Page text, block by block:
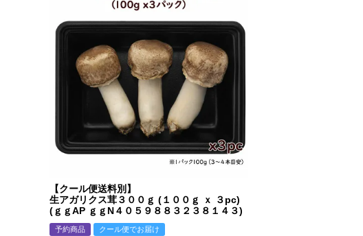
【クール便送料別】
生アガリクス茸３００ｇ (１００ｇ ｘ ３pc)
(ｇｇAP ｇｇN４０５９８８３２３８１４３)
予約商品 クール便でお届け